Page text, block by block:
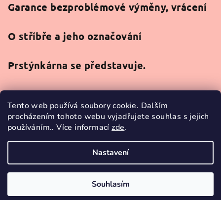
Tento web používá soubory cookie. Dalším
procházením tohoto webu vyjadřujete souhlas s jejich
používáním.. Více informacízde.
Nastavení
Souhlasím
Garance bezproblémové výměny, vrácení
O stříbře a jeho označování
Prstýnkárna se představuje.
Facebook
Vytvořil Shoptet